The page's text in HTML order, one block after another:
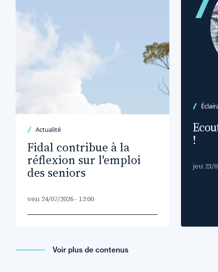
Actualité
Fidal contribue à la
réflexion sur l'emploi
des seniors
ven 24/07/2026 - 12:00
!
jeu 23/
Voir plus de contenus